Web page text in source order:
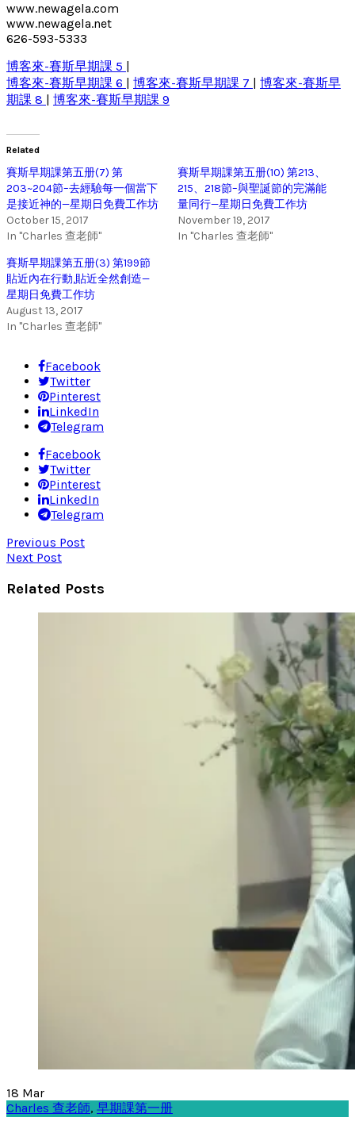
www.newagela.com
www.newagela.net
626-593-5333
博客來-賽斯早期課 5
博客來-賽斯早期課 6
博客來-賽斯早期課 7
博客來-賽斯早
期課 8
博客來-賽斯早期課 9
Related
賽斯早期課第五册(7) 第
203~204節–去經驗每一個當下
是接近神的—星期日免費工作坊
October 15, 2017
In "Charles 查老師"
賽斯早期課第五册(10) 第213、
215、218節–與聖誕節的完滿能
量同行—星期日免費工作坊
November 19, 2017
In "Charles 查老師"
賽斯早期課第五册(3) 第199節
貼近內在行動,貼近全然創造—
星期日免費工作坊
August 13, 2017
In "Charles 查老師"
Facebook
Twitter
Pinterest
LinkedIn
Telegram
Facebook
Twitter
Pinterest
LinkedIn
Telegram
Previous Post
Next Post
Related Posts
18 Mar
Charles 查老師, 早期課第一册